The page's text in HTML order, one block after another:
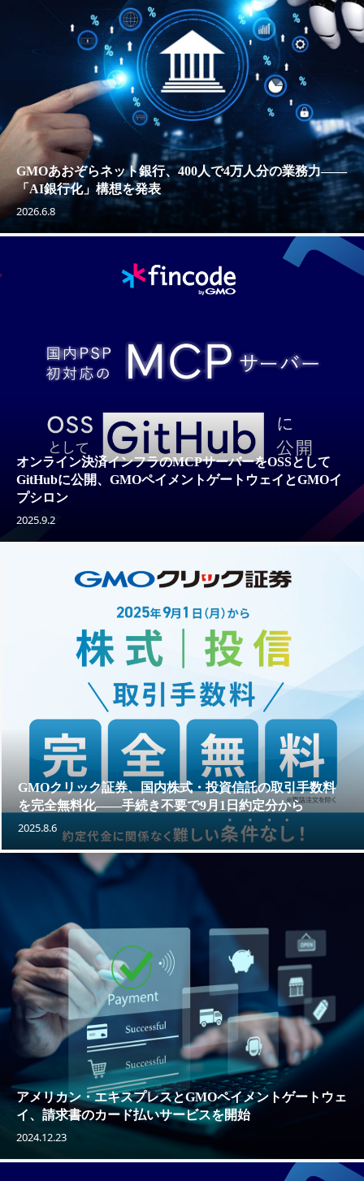
GMOあおぞらネット銀行、400人で4万人分の業務力——
「AI銀行化」構想を発表
2026.6.8
オンライン決済インフラのMCPサーバーをOSSとして
GitHubに公開、GMOペイメントゲートウェイとGMOイ
プシロン
2025.9.2
GMOクリック証券、国内株式・投資信託の取引手数料
を完全無料化——手続き不要で9月1日約定分から
2025.8.6
アメリカン・エキスプレスとGMOペイメントゲートウェ
イ、請求書のカード払いサービスを開始
2024.12.23